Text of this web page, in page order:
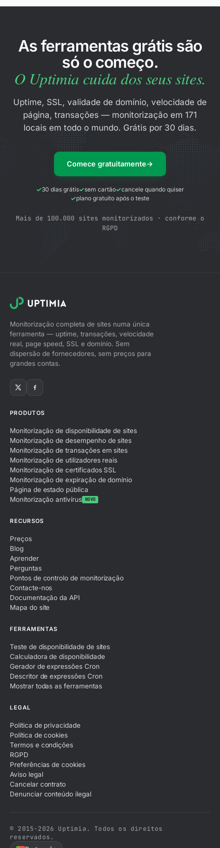
As ferramentas grátis são
só o começo.
O Uptimia cuida dos seus sites.
Uptime, SSL, validade de domínio, velocidade de
página, transações — monitorização em 171
locais em todo o mundo. Grátis por 30 dias.
Comece gratuitamente→
30 dias grátis sem cartão
cancele quando quiser
plano gratuito após o teste
Mais de 100.000 sites monitorizados · conforme o
RGPD
Monitorização completa de sites numa única
ferramenta — uptime, transações, velocidade
real, page speed, SSL e domínio. Sem
dispersão de fornecedores, sem preços para
grandes contas.
PRODUTOS
Monitorização de disponibilidade de sites
Monitorização de desempenho de sites
Monitorização de transações em sites
Monitorização de utilizadores reais
Monitorização de certificados SSL
Monitorização de expiração de domínio
Página de estado pública
Monitorização antivírus NOVO
RECURSOS
Preços
Blog
Aprender
Perguntas
Pontos de controlo de monitorização
Contacte-nos
Documentação da API
Mapa do site
FERRAMENTAS
Teste de disponibilidade de sites
Calculadora de disponibilidade
Gerador de expressões Cron
Descritor de expressões Cron
Mostrar todas as ferramentas
LEGAL
Política de privacidade
Política de cookies
Termos e condições
RGPD
Preferências de cookies
Aviso legal
Cancelar contrato
Denunciar conteúdo ilegal
© 2015-2026 Uptimia. Todos os direitos
reservados.